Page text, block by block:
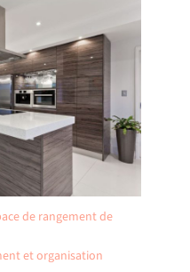
de rangement de
et organisation